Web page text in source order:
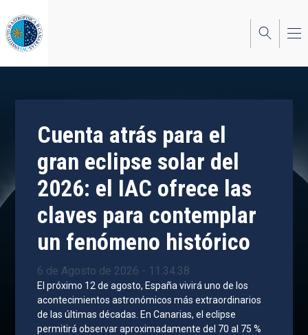
al
contenido
principal
Cuenta atrás para el
gran eclipse solar del
2026: el IAC ofrece las
claves para contemplar
un fenómeno histórico
6 de Agosto de 2026 - 11:34:38
El próximo 12 de agosto, España vivirá uno de los
acontecimientos astronómicos más extraordinarios
de las últimas décadas. En Canarias, el eclipse
permitirá observar aproximadamente del 70 al 75 %